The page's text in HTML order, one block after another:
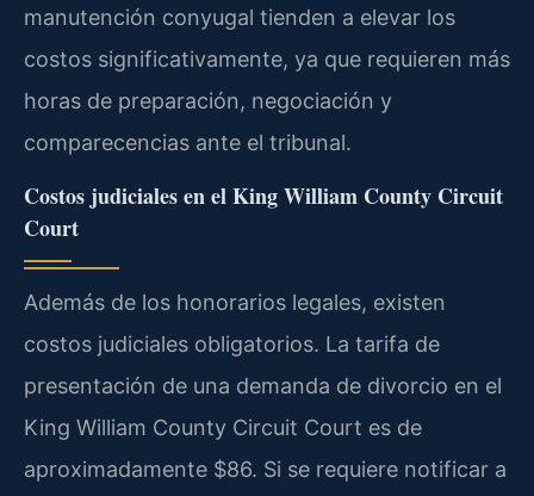
manutención conyugal tienden a elevar los
costos significativamente, ya que requieren más
horas de preparación, negociación y
comparecencias ante el tribunal.
Costos judiciales en el King William County Circuit
Court
Además de los honorarios legales, existen
costos judiciales obligatorios. La tarifa de
presentación de una demanda de divorcio en el
King William County Circuit Court es de
aproximadamente $86. Si se requiere notificar a